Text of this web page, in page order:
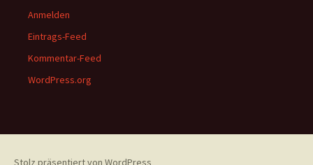
Anmelden
Eintrags-Feed
Kommentar-Feed
WordPress.org
Stolz präsentiert von WordPress